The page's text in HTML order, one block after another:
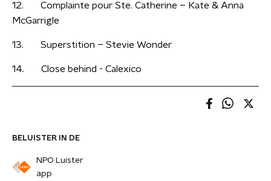
BELUISTER IN DE
NPO Luister
app
12. Complainte pour Ste. Catherine – Kate & Anna
McGarrigle
13. Superstition – Stevie Wonder
14. Close behind - Calexico